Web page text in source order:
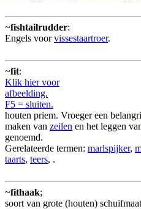
~fishtailrudder:
Engels voorvissestaartroer.
~fit:
Klik hier voor
afbeelding.
F5 = sluiten.
houten priem. Vroeger een
maken van zeilen en het leggen
genoemd.
Gerelateerde termen: marlspijker,
taarts, teers, .
~fithaak;
soort van grote (houten)